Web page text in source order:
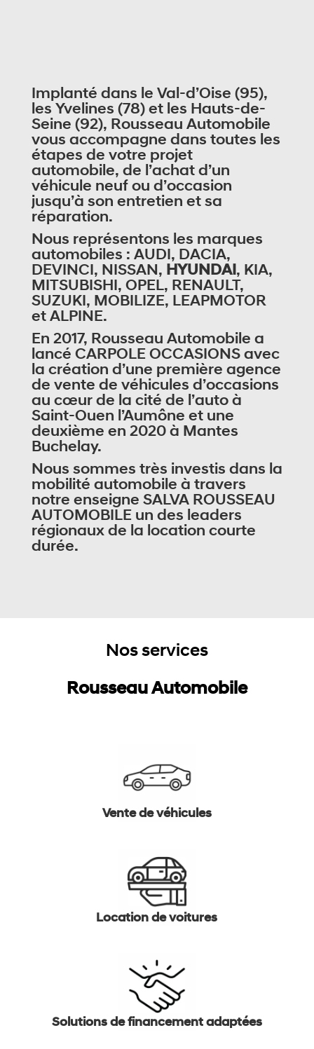
Implanté dans le Val-d’Oise (95),
les Yvelines (78) et les Hauts-de-
Seine (92), Rousseau Automobile
vous accompagne dans toutes les
étapes de votre projet
automobile, de l’achat d’un
véhicule neuf ou d’occasion
jusqu’à son entretien et sa
réparation.
Nous représentons les marques
automobiles : AUDI, DACIA,
DEVINCI, NISSAN, HYUNDAI, KIA,
MITSUBISHI, OPEL, RENAULT,
SUZUKI, MOBILIZE, LEAPMOTOR
et ALPINE.
En 2017, Rousseau Automobile a
lancé CARPOLE OCCASIONS avec
la création d’une première agence
de vente de véhicules d’occasions
au cœur de la cité de l’auto à
Saint-Ouen l’Aumône et une
deuxième en 2020 à Mantes
Buchelay.
Nous sommes très investis dans la
mobilité automobile à travers
notre enseigne SALVA ROUSSEAU
AUTOMOBILE un des leaders
régionaux de la location courte
durée.
Nos services
Rousseau Automobile
Vente de véhicules
Location de voitures
Solutions de financement adaptées